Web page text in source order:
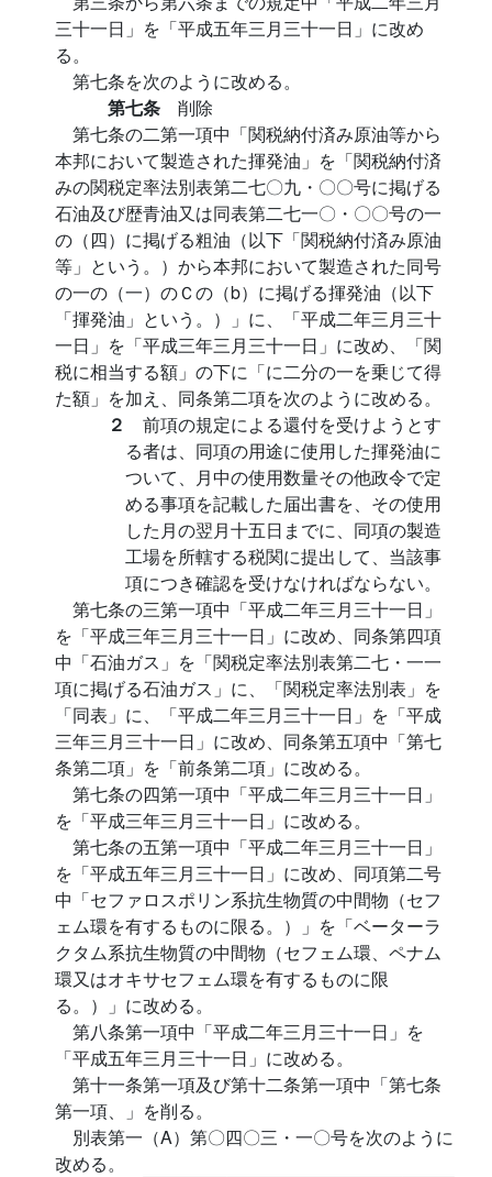
三十一日」を「平成五年三月三十一日」に改め
る。
第七条を次のように改める。
第七条 削除
第七条の二第一項中「関税納付済み原油等から
本邦において製造された揮発油」を「関税納付済
みの関税定率法別表第二七〇九・〇〇号に掲げる
石油及び歴青油又は同表第二七一〇・〇〇号の一
の（四）に掲げる粗油（以下「関税納付済み原油
等」という。）から本邦において製造された同号
の一の（一）のＣの（b）に掲げる揮発油（以下
「揮発油」という。）」に、「平成二年三月三十
一日」を「平成三年三月三十一日」に改め、「関
税に相当する額」の下に「に二分の一を乗じて得
た額」を加え、同条第二項を次のように改める。
２ 前項の規定による還付を受けようとす
る者は、同項の用途に使用した揮発油に
ついて、月中の使用数量その他政令で定
める事項を記載した届出書を、その使用
した月の翌月十五日までに、同項の製造
工場を所轄する税関に提出して、当該事
項につき確認を受けなければならない。
第七条の三第一項中「平成二年三月三十一日」
を「平成三年三月三十一日」に改め、同条第四項
中「石油ガス」を「関税定率法別表第二七・一一
項に掲げる石油ガス」に、「関税定率法別表」を
「同表」に、「平成二年三月三十一日」を「平成
三年三月三十一日」に改め、同条第五項中「第七
条第二項」を「前条第二項」に改める。
第七条の四第一項中「平成二年三月三十一日」
を「平成三年三月三十一日」に改める。
第七条の五第一項中「平成二年三月三十一日」
を「平成五年三月三十一日」に改め、同項第二号
中「セファロスポリン系抗生物質の中間物（セフ
ェム環を有するものに限る。）」を「ベーターラ
クタム系抗生物質の中間物（セフェム環、ペナム
環又はオキサセフェム環を有するものに限
る。）」に改める。
第八条第一項中「平成二年三月三十一日」を
「平成五年三月三十一日」に改める。
第十一条第一項及び第十二条第一項中「第七条
第一項、」を削る。
別表第一（A）第〇四〇三・一〇号を次のように
改める。